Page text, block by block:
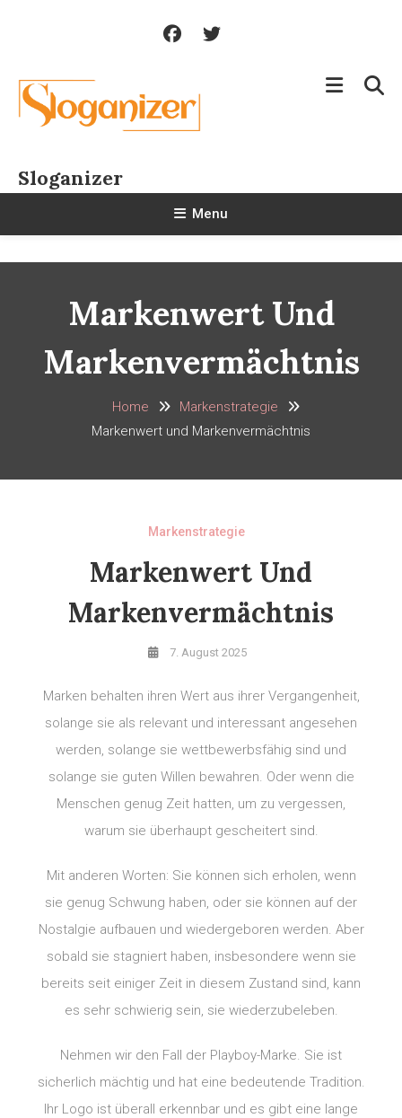
Sloganizer
Menu
Markenwert Und
Markenvermächtnis
Home
Markenstrategie
Markenwert und Markenvermächtnis
Markenstrategie
Markenwert Und
Markenvermächtnis
7. August 2025
Marken behalten ihren Wert aus ihrer Vergangenheit,
solange sie als relevant und interessant angesehen
werden, solange sie wettbewerbsfähig sind und
solange sie guten Willen bewahren. Oder wenn die
Menschen genug Zeit hatten, um zu vergessen,
warum sie überhaupt gescheitert sind.
Mit anderen Worten: Sie können sich erholen, wenn
sie genug Schwung haben, oder sie können auf der
Nostalgie aufbauen und wiedergeboren werden. Aber
sobald sie stagniert haben, insbesondere wenn sie
bereits seit einiger Zeit in diesem Zustand sind, kann
es sehr schwierig sein, sie wiederzubeleben.
Nehmen wir den Fall der Playboy-Marke. Sie ist
sicherlich mächtig und hat eine bedeutende Tradition.
Ihr Logo ist überall erkennbar und es gibt eine lange